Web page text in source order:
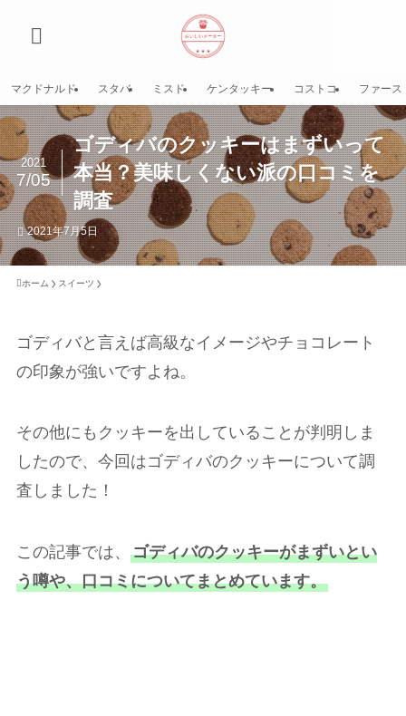
マクドナルド スタバ ミスド ケンタッキー コストコ ファース
ゴディバのクッキーはまずいって
本当？美味しくない派の口コミを
調査
2021
7/05
2021年7月5日
ホーム スイーツ
ゴディバと言えば高級なイメージやチョコレート
の印象が強いですよね。
その他にもクッキーを出していることが判明しま
したので、今回はゴディバのクッキーについて調
査しました！
この記事では、 ゴディバのクッキーがまずいとい
う噂や、口コミについてまとめています。